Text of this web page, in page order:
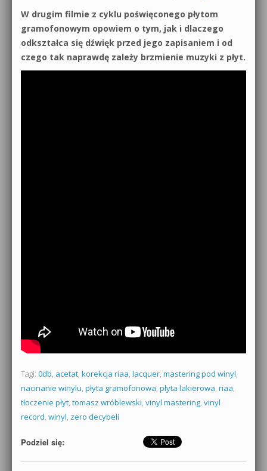
W drugim filmie z cyklu poświęconego płytom
gramofonowym opowiem o tym, jak i dlaczego
odkształca się dźwięk przed jego zapisaniem i od
czego tak naprawdę zależy brzmienie muzyki z płyt.
Tagi: 0db, acetat, korekcja riaa, lacquer, mastering pod winyl,
nacinanie winylu, płyta gramofonowa, płyta lakierowa, riaa,
tłoczenie płyt, tomasz wróblewski, vinyl mastering, vinyl
record, winyl, zero decybeli
Podziel się: